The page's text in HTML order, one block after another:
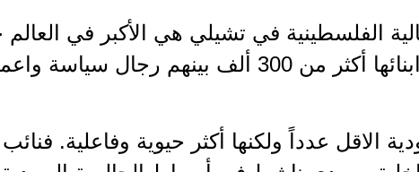
الفلسطينية في تشيلي هي الأكبر في
السوري اذ يبلغ عدد ابنائها أكثر من 300 ألف بينهم
الاقل عدداً ولكنها أكثر حيوية وفاعلية.